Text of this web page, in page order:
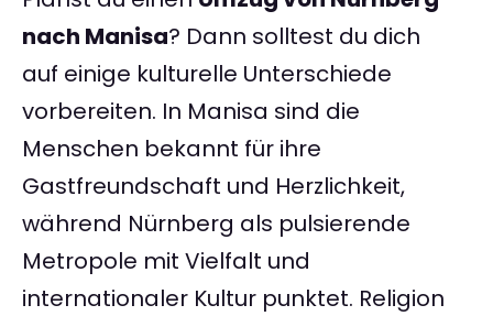
nach Manisa? Dann solltest du dich
auf einige kulturelle Unterschiede
vorbereiten. In Manisa sind die
Menschen bekannt für ihre
Gastfreundschaft und Herzlichkeit,
während Nürnberg als pulsierende
Metropole mit Vielfalt und
internationaler Kultur punktet. Religion